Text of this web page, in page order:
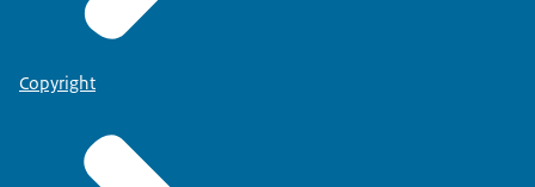
Copyright